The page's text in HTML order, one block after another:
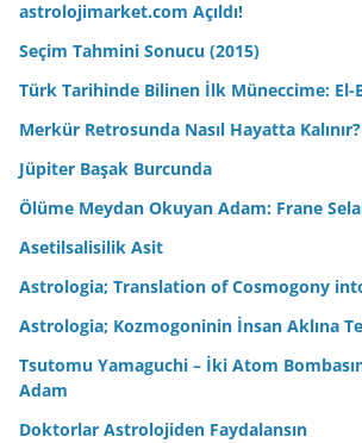
astrolojimarket.com Açıldı!
Seçim Tahmini Sonucu (2015)
Türk Tarihinde Bilinen İlk Müneccime: El-
Merkür Retrosunda Nasıl Hayatta Kalınır?
Jüpiter Başak Burcunda
Ölüme Meydan Okuyan Adam: Frane
Asetilsalisilik Asit
Astrologia; Translation of Cosmogony
Astrologia; Kozmogoninin İnsan Aklına
Tsutomu Yamaguchi – İki Atom
Adam
Doktorlar Astrolojiden Faydalansın